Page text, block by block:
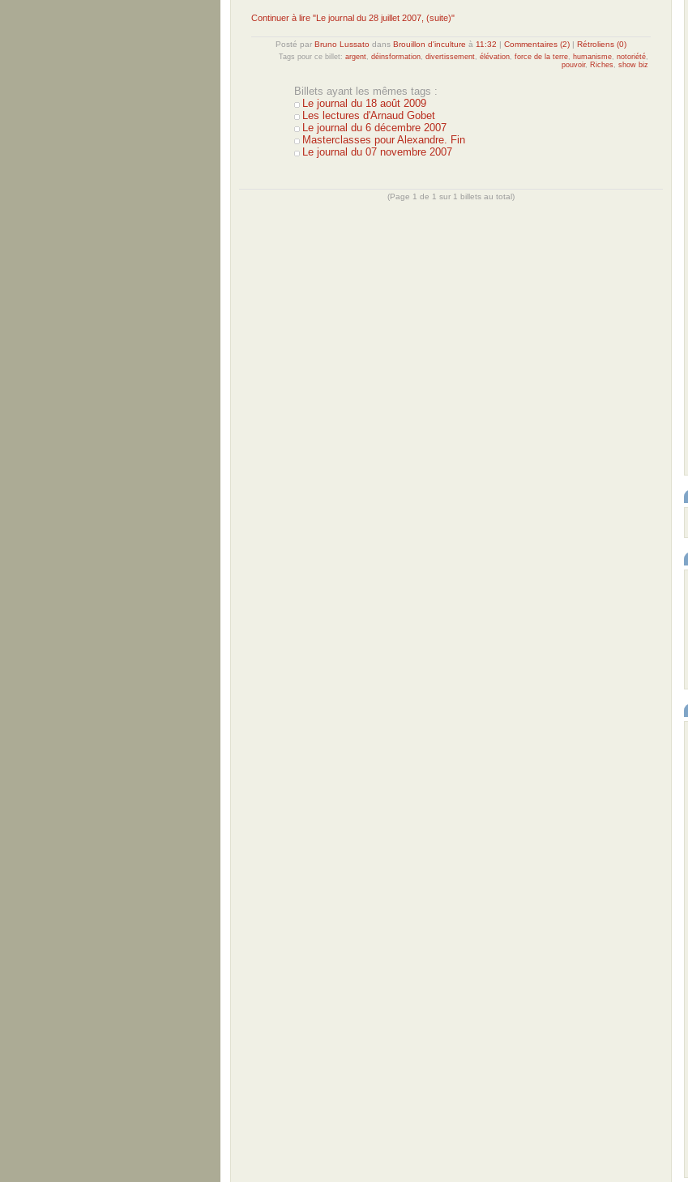
Continuer à lire "Le journal du 28 juillet 2007, (suite)"
Posté par Bruno Lussato dans Brouillon d'inculture à 11:32 | Commentaires (2) | Rétroliens (0)
Tags pour ce billet: argent déinsformation divertissement élévation force de la terre humanisme notoriété
pouvoir, Riches show biz
Billets ayant les mêmes tags :
Le journal du 18 août 2009
Les lectures d'Arnaud Gobet
Le journal du 6 décembre 2007
Masterclasses pour Alexandre. Fin
Le journal du 07 novembre 2007
(Page 1 de 1 sur 1 billets au total)